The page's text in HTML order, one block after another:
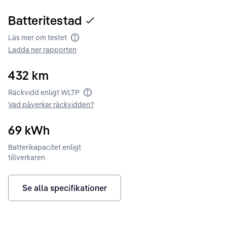
Batteritestad
Läs mer om testet Batteritest
Ladda ner rapporten
432 km
Räckvidd enligt WLTP Räckvidd enligt WLTP
Vad påverkar räckvidden?
69 kWh
Batterikapacitet enligt
tillverkaren
Se alla specifikationer